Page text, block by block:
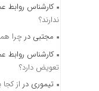
کارشناس روابط
ندارند؟
مجتبی در چرا
کارشناس روابط
تعویض دارد؟
تیموری در از